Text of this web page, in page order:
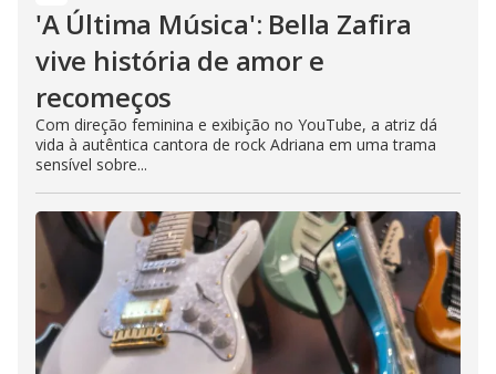
'A Última Música': Bella Zafira
vive história de amor e
recomeços
Com direção feminina e exibição no YouTube, a atriz dá
vida à autêntica cantora de rock Adriana em uma trama
sensível sobre...